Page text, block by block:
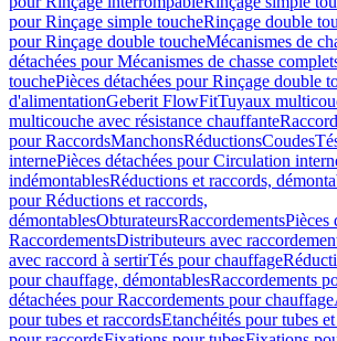
pour Rinçage simple toucheRinçage double
pour Rinçage double toucheMécanismes de
détachées pour Mécanismes de chasse
touchePièces détachées pour Rinçage double
d'alimentationGeberit FlowFitTuyaux
multicouche avec résistance chauffante
pour RaccordsManchonsRéductionsCoudes
internePièces détachées pour Circulation
indémontablesRéductions et raccords,
pour Réductions et raccords,
démontablesObturateursRaccordementsPièces
RaccordementsDistributeurs avec
avec raccord à sertirTés pour chauffage
pour chauffage, démontablesRaccordements
détachées pour Raccordements pour chauffage
pour tubes et raccordsEtanchéités pour tubes